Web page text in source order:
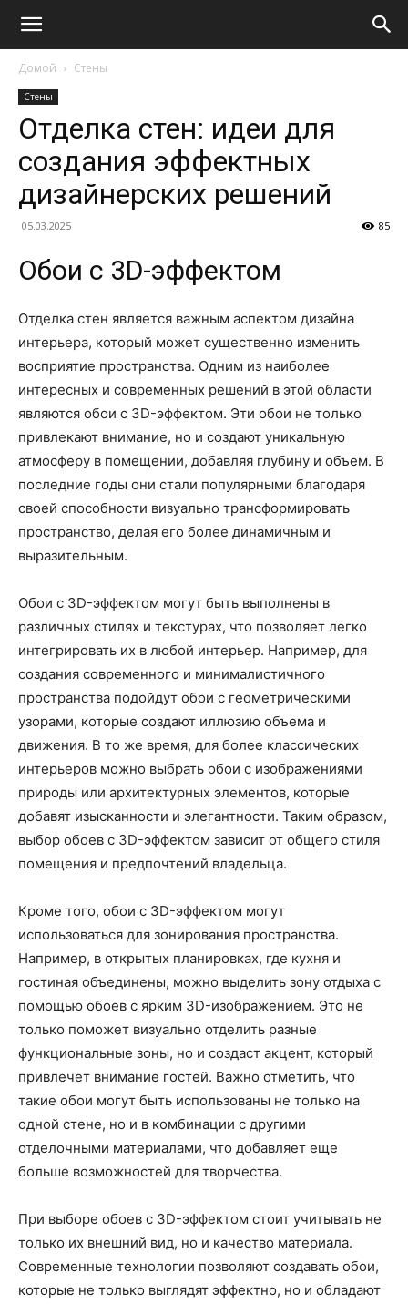
Домой Стены
Стены
Отделка стен: идеи для
создания эффектных
дизайнерских решений
05.03.2025 85
Обои с 3D-эффектом
Отделка стен является важным аспектом дизайна
интерьера, который может существенно изменить
восприятие пространства. Одним из наиболее
интересных и современных решений в этой области
являются обои с 3D-эффектом. Эти обои не только
привлекают внимание, но и создают уникальную
атмосферу в помещении, добавляя глубину и объем. В
последние годы они стали популярными благодаря
своей способности визуально трансформировать
пространство, делая его более динамичным и
выразительным.
Обои с 3D-эффектом могут быть выполнены в
различных стилях и текстурах, что позволяет легко
интегрировать их в любой интерьер. Например, для
создания современного и минималистичного
пространства подойдут обои с геометрическими
узорами, которые создают иллюзию объема и
движения. В то же время, для более классических
интерьеров можно выбрать обои с изображениями
природы или архитектурных элементов, которые
добавят изысканности и элегантности. Таким образом,
выбор обоев с 3D-эффектом зависит от общего стиля
помещения и предпочтений владельца.
Кроме того, обои с 3D-эффектом могут
использоваться для зонирования пространства.
Например, в открытых планировках, где кухня и
гостиная объединены, можно выделить зону отдыха с
помощью обоев с ярким 3D-изображением. Это не
только поможет визуально отделить разные
функциональные зоны, но и создаст акцент, который
привлечет внимание гостей. Важно отметить, что
такие обои могут быть использованы не только на
одной стене, но и в комбинации с другими
отделочными материалами, что добавляет еще
больше возможностей для творчества.
При выборе обоев с 3D-эффектом стоит учитывать не
только их внешний вид, но и качество материала.
Современные технологии позволяют создавать обои,
которые не только выглядят эффектно, но и обладают